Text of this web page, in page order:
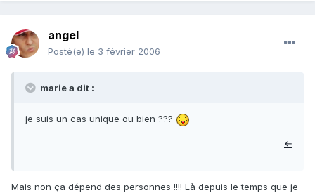
angel
Posté(e) le 3 février 2006
marie a dit :
je suis un cas unique ou bien ???
←
Mais non ça dépend des personnes !!!! Là depuis le temps que je